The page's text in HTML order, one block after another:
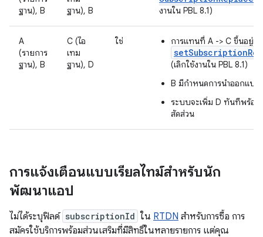
ฐาน), B
ฐาน), B
งานใน PBL 8.1)
A
(รายการ
ฐาน), B
C (ไอ
เทม
ฐาน), D
ใช่ การแทนที่ A -> C ขึ้นอยู่กั
(เลิกใช้งานใน PBL 8.1)
B มีกำหนดการนำออกแบบ
ระบบจะเพิ่ม D ทันทีพร้อม
สัดส่วน
การแจ้งเตือนแบบเรียลไทม์สำหรับนัก
พัฒนาแอป
ไม่ได้ระบุฟิลด์ subscriptionId ใน RTDN สำหรับการซื้อ การ
สมัครใช้บริการพร้อมส่วนเสริมที่มีสิทธิ์ในหลายรายการ แต่คุณ